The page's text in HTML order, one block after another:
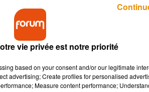
à jouer dans une célèbre
5 6 7 8 9
vie privée est notre priorité
based on your consent and/or our legitimate
advertising; Create profiles for personalised
Measure content performance;